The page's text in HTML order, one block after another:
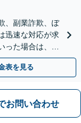
、副業詐欺、ぼ
迅速な対応が求
った場合は、お
】
表を見る
お問い合わせ